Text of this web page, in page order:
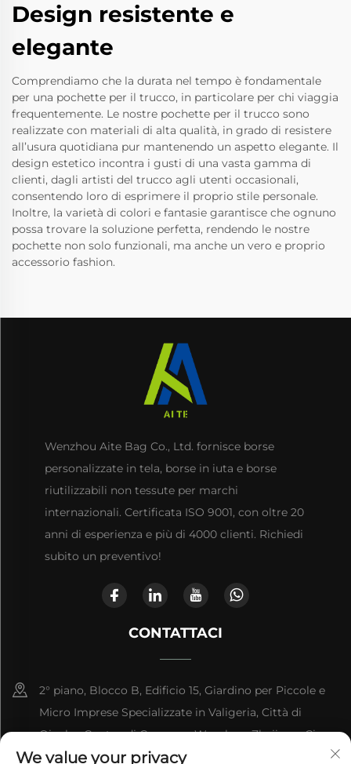
Design resistente e
elegante
Comprendiamo che la durata nel tempo è fondamentale
per una pochette per il trucco, in particolare per chi viaggia
frequentemente. Le nostre pochette per il trucco sono
realizzate con materiali di alta qualità, in grado di resistere
all’usura quotidiana pur mantenendo un aspetto elegante. Il
design estetico incontra i gusti di una vasta gamma di
clienti, dagli artisti del trucco agli utenti occasionali,
consentendo loro di esprimere il proprio stile personale.
Inoltre, la varietà di colori e fantasie garantisce che ognuno
possa trovare la soluzione perfetta, rendendo le nostre
pochette non solo funzionali, ma anche un vero e proprio
accessorio fashion.
Wenzhou Aite Bag Co., Ltd. fornisce borse
personalizzate in tela, borse in iuta e borse
riutilizzabili non tessute per marchi
internazionali. Certificata ISO 9001, con oltre 20
anni di esperienza e più di 4000 clienti. Richiedi
subito un preventivo!
CONTATTACI
2° piano, Blocco B, Edificio 15, Giardino per Piccole e
Micro Imprese Specializzate in Valigeria, Città di
Qianku, Contea di Cangnan, Wenzhou, Zhejiang, Cina
We value your privacy